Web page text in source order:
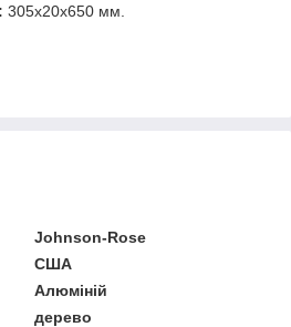
305x20x650 мм.
Johnson-Rose
США
Алюміній
дерево